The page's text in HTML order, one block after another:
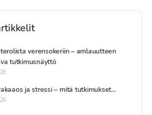
verensokeriin – amlauutteen
tutkimusnäyttö
ja stressi – mitä tutkimukset…